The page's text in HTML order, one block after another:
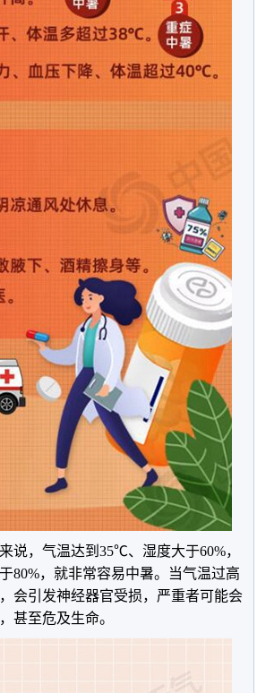
说，气温达到35℃、湿度大于60%，
80%，就非常容易中暑。当气温过高
会引发神经器官受损，严重者可能会
甚至危及生命。